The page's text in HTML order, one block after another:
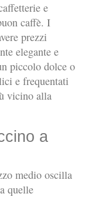
e
caffè. I
prezzi
elegante e
piccolo dolce o
e frequentati
vicino alla
a
medio oscilla
quelle